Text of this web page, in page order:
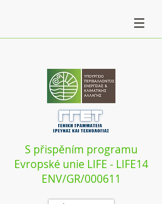
S přispěním programu
Evropské unie LIFE - LIFE14
ENV/GR/000611